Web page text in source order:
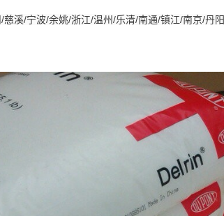
/慈溪/宁波/余姚/浙江/温州/乐清/南通/镇江/南京/丹阳